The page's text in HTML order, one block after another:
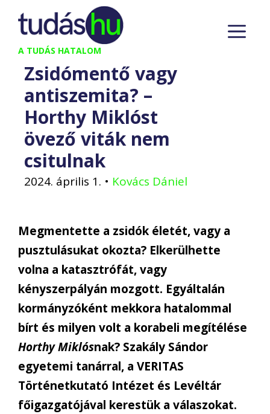
Kilépés
tartalomba
A TUDÁS HATALOM
Zsidómentő vagy
antiszemita? –
Horthy Miklóst
övező viták nem
csitulnak
2024. április 1. • Kovács Dániel
Megmentette a zsidók életét, vagy a
pusztulásukat okozta? Elkerülhette
volna a katasztrófát, vagy
kényszerpályán mozgott. Egyáltalán
kormányzóként mekkora hatalommal
bírt és milyen volt a korabeli megítélése
Horthy Miklósnak? Szakály Sándor
egyetemi tanárral, a VERITAS
Történetkutató Intézet és Levéltár
főigazgatójával kerestük a válaszokat.